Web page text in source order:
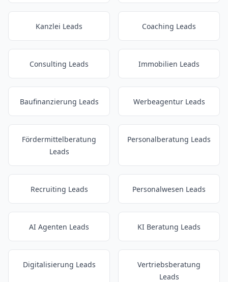
Kanzlei Leads Coaching Leads
Consulting Leads Immobilien Leads
Baufinanzierung Leads Werbeagentur Leads
Fördermittelberatung
Leads
Personalberatung Leads
Recruiting Leads Personalwesen Leads
AI Agenten Leads KI Beratung Leads
Digitalisierung Leads
Vertriebsberatung
Leads